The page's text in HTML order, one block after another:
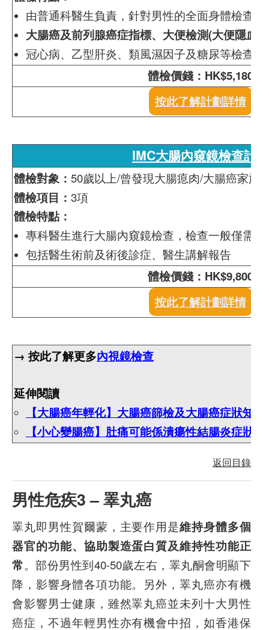
由普通科醫生負責，針對男性的全面身體檢查
大腸癌及前列腺癌症指標、大便檢測(大便隱血
冠心病、乙型肝炎、類風濕因子及糖尿等檢查
體檢價錢：HK$5,180
按此了解計劃詳情
IMC大腸內窺鏡檢查計劃
體檢對象： 50歲以上/曾發現大腸瘜肉/大腸癌家族
體檢項目： 3項
體檢特點：
專科醫生進行大腸內窺鏡檢查，檢查一般僅需時
包括醫生術前及術後診症、醫生講解報告
體檢價錢：HK$9,800
按此了解計劃詳情
→ 按此了解更多內視鏡檢查
延伸閱讀
【大腸癌年輕化】大腸癌篩檢及大腸癌症狀知多
【小心變腸癌】肚痛可能係潰瘍性結腸炎症狀？
返回目錄
男性危疾3 – 睪丸癌
睪丸即男性賀爾蒙，主要作用是維持身體多個
器官的功能、協助製造蛋白質及維持性功能正
常。部份男性到40-50歲左右，睪丸酮會明顯下
降，影響身體各項功能。另外，睪丸癌亦有機
會影響男士健康，雖然睪丸癌並未列十大男性
癌症，不過年輕男性亦有機會中招，如香港保